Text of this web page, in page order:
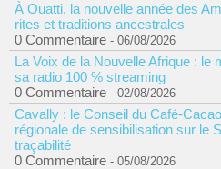
À Ouatti, la nouvelle année des
rites et traditions ancestrales
0 Commentaire - 06/08/2026
La Voix de la Nouvelle Afrique : le
sa radio 100 % streaming
0 Commentaire - 02/08/2026
Cavally : le Conseil du Café-
régionale de sensibilisation sur le
traçabilité
0 Commentaire - 05/08/2026